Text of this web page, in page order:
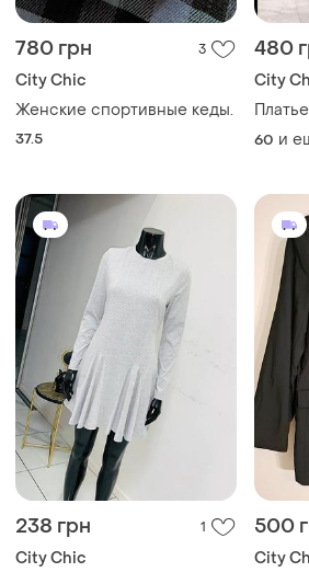
780 грн 3
City Chic
Женские спортивные кеды.
37.5
480
City
60 и
238 грн 1
City Chic
500
City